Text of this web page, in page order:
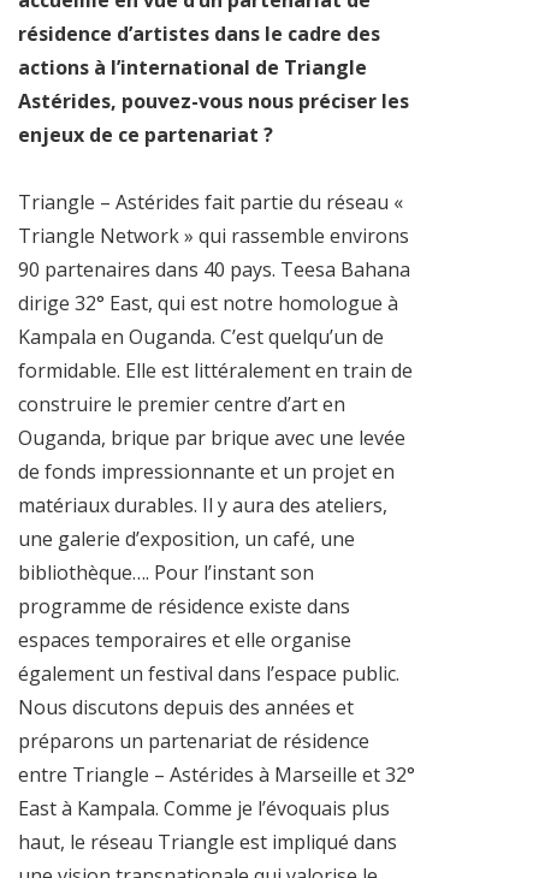
résidence d’artistes dans le cadre des
actions à l’international de Triangle
Astérides, pouvez-vous nous préciser les
enjeux de ce partenariat ?
Triangle – Astérides fait partie du réseau «
Triangle Network » qui rassemble environs
90 partenaires dans 40 pays. Teesa Bahana
dirige 32° East, qui est notre homologue à
Kampala en Ouganda. C’est quelqu’un de
formidable. Elle est littéralement en train de
construire le premier centre d’art en
Ouganda, brique par brique avec une levée
de fonds impressionnante et un projet en
matériaux durables. Il y aura des ateliers,
une galerie d’exposition, un café, une
bibliothèque…. Pour l’instant son
programme de résidence existe dans
espaces temporaires et elle organise
également un festival dans l’espace public.
Nous discutons depuis des années et
préparons un partenariat de résidence
entre Triangle – Astérides à Marseille et 32°
East à Kampala. Comme je l’évoquais plus
haut, le réseau Triangle est impliqué dans